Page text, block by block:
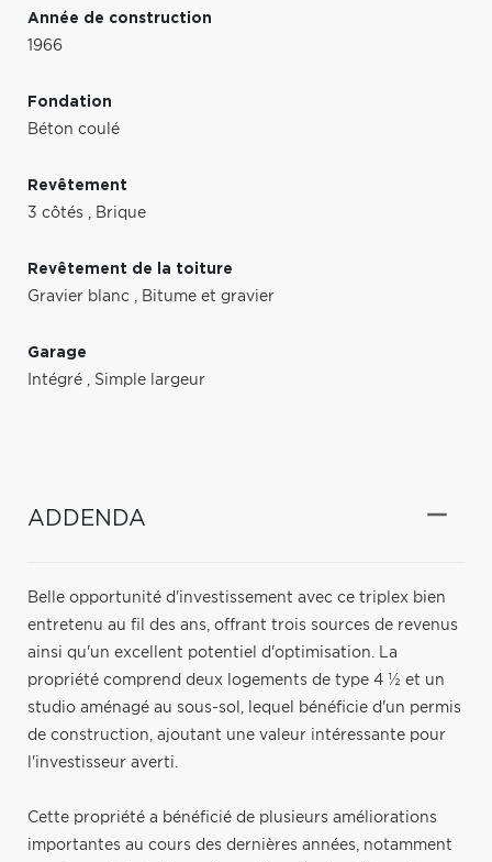
Année de construction
1966
Fondation
Béton coulé
Revêtement
3 côtés , Brique
Revêtement de la toiture
Gravier blanc , Bitume et gravier
Garage
Intégré , Simple largeur
ADDENDA
Belle opportunité d'investissement avec ce triplex bien
entretenu au fil des ans, offrant trois sources de revenus
ainsi qu'un excellent potentiel d'optimisation. La
propriété comprend deux logements de type 4 ½ et un
studio aménagé au sous-sol, lequel bénéficie d'un permis
de construction, ajoutant une valeur intéressante pour
l'investisseur averti.
Cette propriété a bénéficié de plusieurs améliorations
importantes au cours des dernières années, notamment